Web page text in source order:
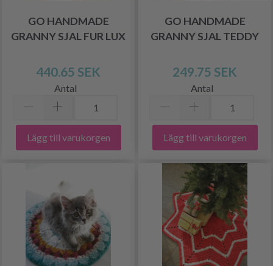
GO HANDMADE
GRANNY SJAL FUR LUX
440.65 SEK
Antal
Lägg till varukorgen
GO HANDMADE
GRANNY SJAL TEDDY
249.75 SEK
Antal
Lägg till varukorgen